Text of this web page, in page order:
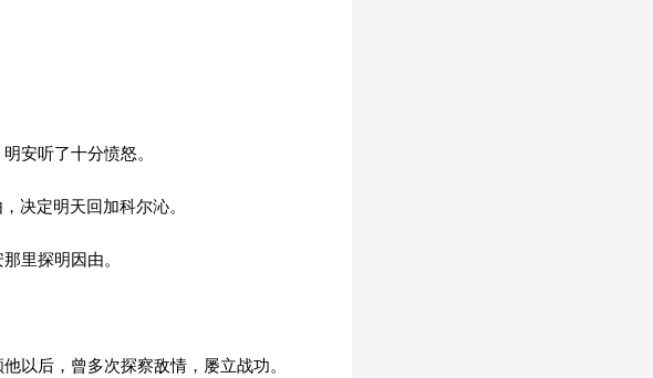
安听了十分愤怒。
决定明天回加科尔沁。
里探明因由。
以后，曾多次探察敌情，屡立战功。